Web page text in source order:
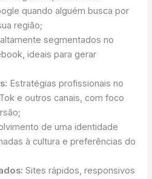
quando alguém busca por
região;
segmentados no
ideais para gerar
Estratégias profissionais no
e outros canais, com foco
de uma identidade
à cultura e preferências do
Sites rápidos, responsivos